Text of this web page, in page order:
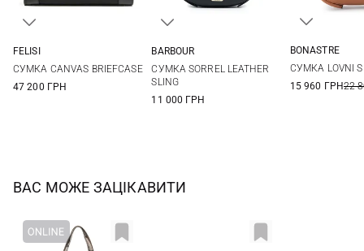
FELISI
СУМКА CANVAS BRIEFCASE
47 200 ГРН
BARBOUR
СУМКА SORREL LEATHER
SLING
11 000 ГРН
BONASTRE
СУМКА LOVNI S
15 960 ГРН22
ВАС МОЖЕ ЗАЦІКАВИТИ